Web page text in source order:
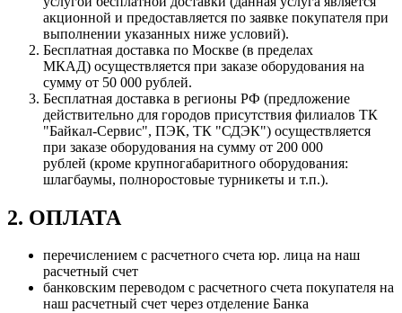
акционной и предоставляется по заявке покупателя при
выполнении указанных ниже условий).
Бесплатная доставка по Москве (в пределах
МКАД) осуществляется при заказе оборудования на
сумму от 50 000 рублей.
Бесплатная доставка в регионы РФ (предложение
действительно для городов присутствия филиалов ТК
"Байкал-Сервис", ПЭК, ТК "СДЭК") осуществляется
при заказе оборудования на сумму от 200 000
рублей (кроме крупногабаритного оборудования:
шлагбаумы, полноростовые турникеты и т.п.).
2. ОПЛАТА
перечислением с расчетного счета юр. лица на наш
расчетный счет
банковским переводом с расчетного счета покупателя на
наш расчетный счет через отделение Банка